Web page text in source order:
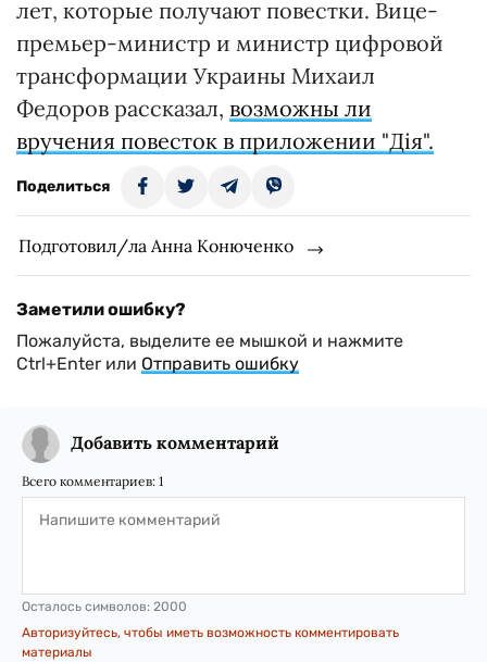
лет, которые получают повестки. Вице-
премьер-министр и министр цифровой
трансформации Украины Михаил
Федоров рассказал, возможны ли
вручения повесток в приложении "Дія".
Поделиться
Подготовил/ла Анна Конюченко
Заметили ошибку?
Пожалуйста, выделите ее мышкой и нажмите
Ctrl+Enter или Отправить ошибку
Добавить комментарий
Всего комментариев: 1
Осталось символов: 2000
Авторизуйтесь, чтобы иметь возможность комментировать
материалы